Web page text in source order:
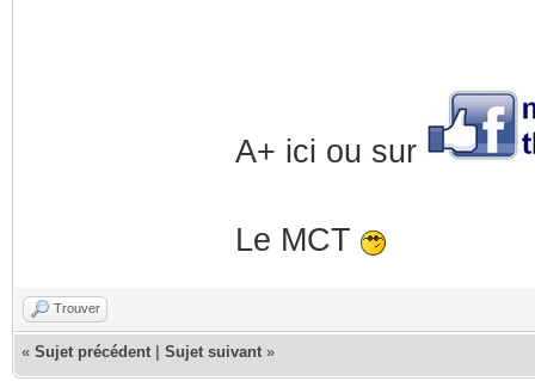
A+ ici ou sur
Le MCT
Trouver
« Sujet précédent Sujet suivant »